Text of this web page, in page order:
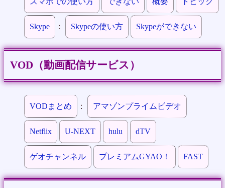
Skype ： Skypeの使い方 Skypeができない
VOD（動画配信サービス）
VODまとめ ： アマゾンプライムビデオ
Netflix U-NEXT hulu dTV
ゲオチャンネル プレミアムGYAO！ FAST